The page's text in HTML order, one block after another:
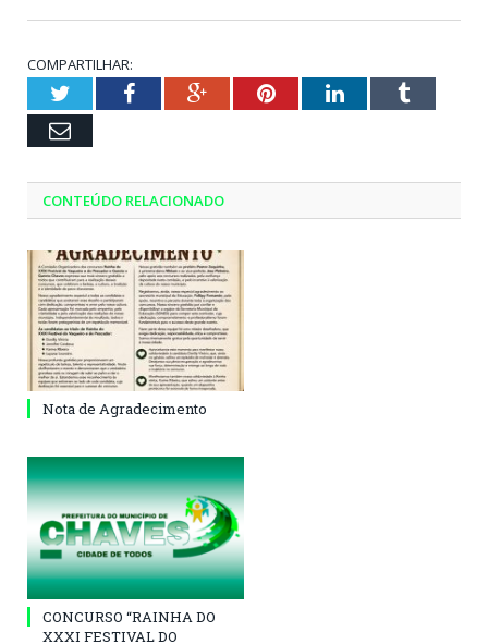
COMPARTILHAR:
TwitterFacebookGoogle+PinterestLinkedInTumblr
Email
CONTEÚDO RELACIONADO
Nota de Agradecimento
CONCURSO “RAINHA DO
XXXI FESTIVAL DO